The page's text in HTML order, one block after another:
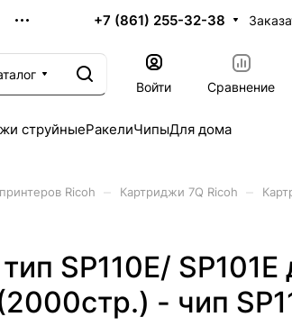
+7 (861) 255-32-38
Войти
Сравнение
струйныеРакелиЧипыДля дома
Ricoh Картриджи 7Q Ricoh
SP110E/ SP101E
- чип